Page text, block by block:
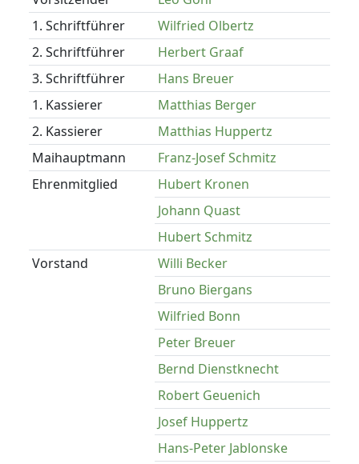
1. Schriftführer
Wilfried Olbertz
2. Schriftführer
Herbert Graaf
3. Schriftführer
Hans Breuer
1. Kassierer
Matthias Berger
2. Kassierer
Matthias Huppertz
Maihauptmann
Franz-Josef Schmitz
Ehrenmitglied
Hubert Kronen
Johann Quast
Hubert Schmitz
Vorstand
Willi Becker
Bruno Biergans
Wilfried Bonn
Peter Breuer
Bernd Dienstknecht
Robert Geuenich
Josef Huppertz
Hans-Peter Jablonske